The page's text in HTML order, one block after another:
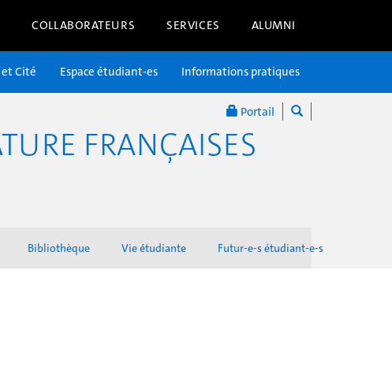
COLLABORATEURS SERVICES ALUMNI
Portail
Cité Espace étudiant-es Informations pratiques
FRANÇAISES
Bibliothèque Vie étudiante Futur-e-s étudiant-e-s